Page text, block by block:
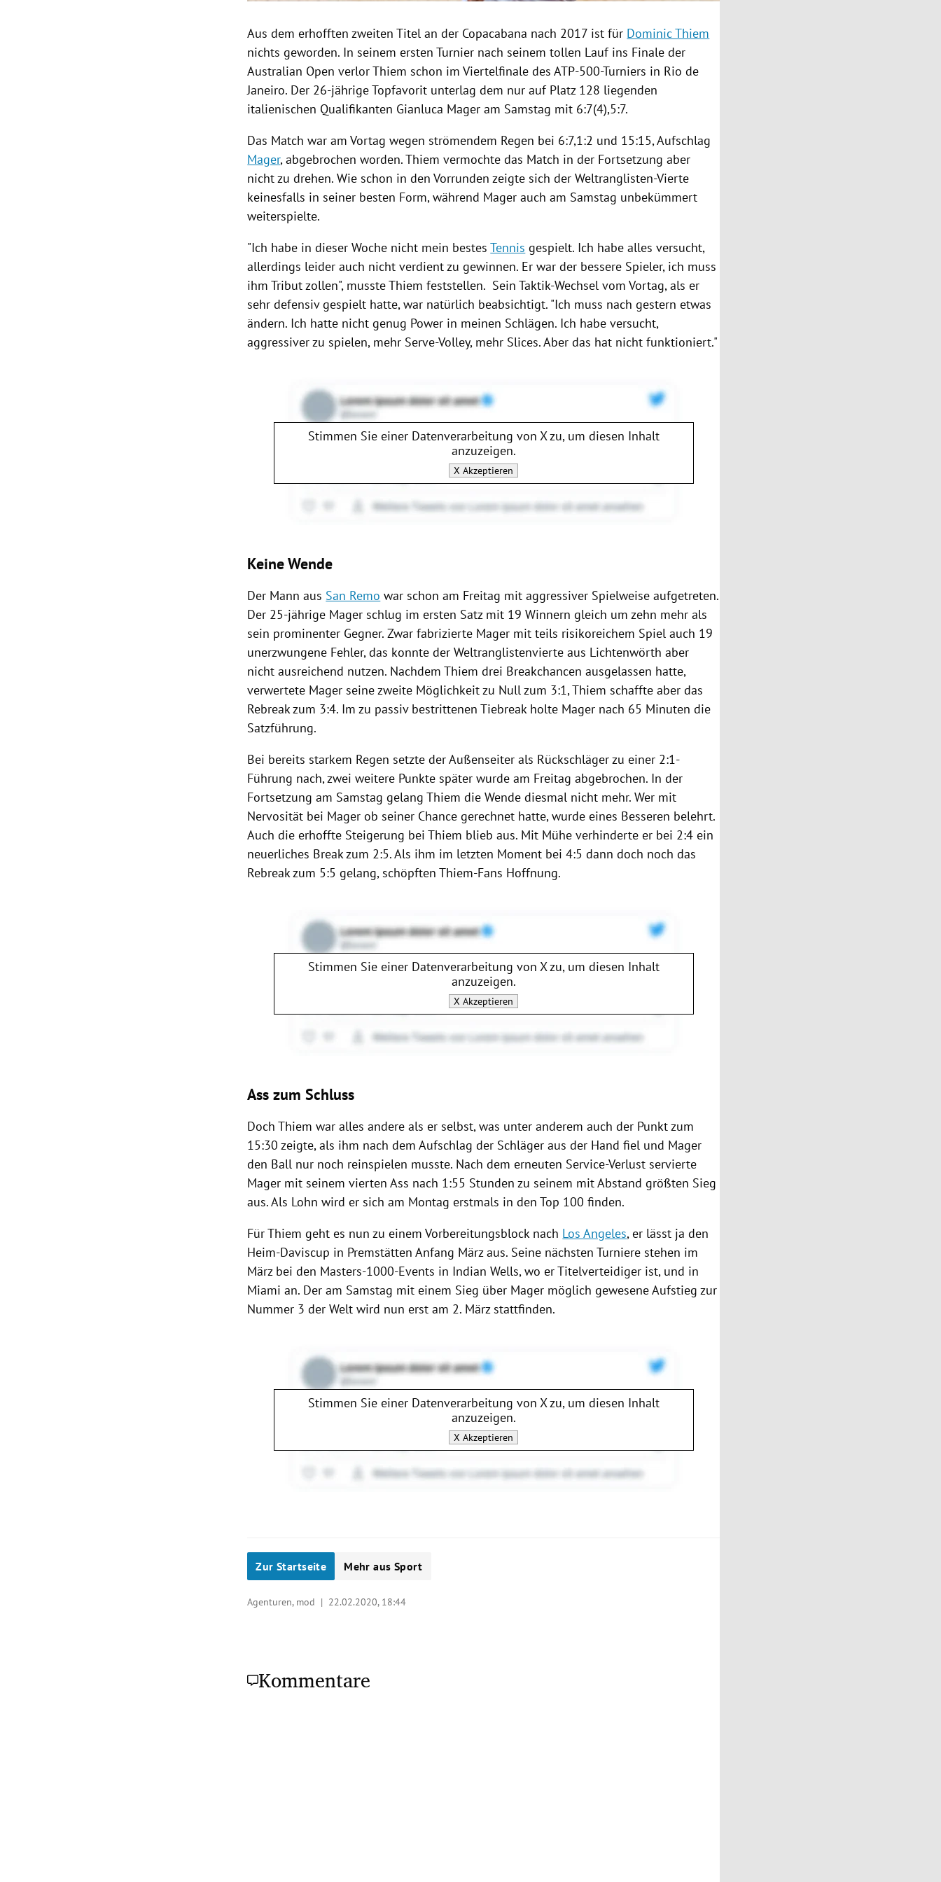
Aus dem erhofften zweiten Titel an der Copacabana nach 2017 ist für Dominic Thiem
nichts geworden. In seinem ersten Turnier nach seinem tollen Lauf ins Finale der
Australian Open verlorThiem schon im Viertelfinale des ATP-500-Turniers in Rio de
Janeiro. Der 26-jährige Topfavorit unterlag dem nur auf Platz 128 liegenden
italienischen Qualifikanten Gianluca Mager am Samstag mit 6:7(4),5:7.
Das Match war am Vortag wegen strömendem Regen bei 6:7,1:2 und 15:15, Aufschlag
Mager, abgebrochen worden.Thiem vermochte das Match in der Fortsetzung aber
nicht zu drehen. Wie schon in den Vorrunden zeigte sich der Weltranglisten-Vierte
keinesfalls in seiner besten Form, während Mager auch am Samstag unbekümmert
weiterspielte.
"Ich habe in dieser Woche nicht mein bestesTennis gespielt. Ich habe alles versucht,
allerdings leider auch nicht verdient zu gewinnen. Er war der bessere Spieler, ich muss
ihm Tribut zollen", mussteThiem feststellen. Sein Taktik-Wechsel vom Vortag, als er
sehr defensiv gespielt hatte, war natürlich beabsichtigt. "Ich muss nach gestern etwas
ändern. Ich hatte nicht genug Power in meinen Schlägen. Ich habe versucht,
aggressiver zu spielen, mehr Serve-Volley, mehr Slices. Aber das hat nicht funktioniert."
Stimmen Sie einer Datenverarbeitung von Xzu, um diesen Inhalt
anzuzeigen.
X Akzeptieren
Keine Wende
Der Mann aus San Remo war schon am Freitag mit aggressiver Spielweise aufgetreten.
Der 25-jährige Mager schlug im ersten Satz mit 19 Winnern gleich um zehn mehr als
sein prominenter Gegner. Zwar fabrizierte Mager mit teils risikoreichem Spiel auch 19
unerzwungene Fehler, das konnte der Weltranglistenvierte aus Lichtenwörth aber
nicht ausreichend nutzen. NachdemThiem drei Breakchancen ausgelassen hatte,
verwertete Mager seine zweite Möglichkeit zu Null zum 3:1,Thiem schaffte aber das
Rebreak zum 3:4. Im zu passiv bestrittenen Tiebreak holte Mager nach 65 Minuten die
Satzführung.
Bei bereits starkem Regen setzte der Außenseiter als Rückschläger zu einer 2:1-
Führung nach, zwei weitere Punkte später wurde am Freitag abgebrochen. In der
Fortsetzung am Samstag gelangThiem die Wende diesmal nicht mehr. Wer mit
Nervosität bei Mager ob seiner Chance gerechnet hatte, wurde eines Besseren belehrt.
Auch die erhoffte Steigerung beiThiem blieb aus. Mit Mühe verhinderte er bei 2:4 ein
neuerliches Break zum 2:5. Als ihm im letzten Moment bei 4:5 dann doch noch das
Rebreak zum 5:5 gelang, schöpften Thiem-Fans Hoffnung.
Stimmen Sie einer Datenverarbeitung von Xzu, um diesen Inhalt
anzuzeigen.
X Akzeptieren
Ass zum Schluss
DochThiem war alles andere als er selbst, was unter anderem auch der Punkt zum
15:30 zeigte, als ihm nach dem Aufschlag der Schläger aus der Hand fiel und Mager
den Ball nur noch reinspielen musste. Nach dem erneuten Service-Verlust servierte
Mager mit seinem vierten Ass nach 1:55 Stunden zu seinem mit Abstand größten Sieg
aus. Als Lohn wird er sich am Montag erstmals in den Top 100 finden.
FürThiem geht es nun zu einem Vorbereitungsblock nach Los Angeles, er lässt ja den
Heim-Daviscup in Premstätten Anfang März aus. Seine nächsten Turniere stehen im
März bei den Masters-1000-Events in Indian Wells, wo er Titelverteidiger ist, und in
Miami an. Der am Samstag mit einem Sieg über Mager möglich gewesene Aufstieg zur
Nummer 3 der Welt wird nun erst am 2. März stattfinden.
Stimmen Sie einer Datenverarbeitung von Xzu, um diesen Inhalt
anzuzeigen.
X Akzeptieren
Zur Startseite Mehr aus Sport
Agenturen, mod | 22.02.2020, 18:44
Kommentare